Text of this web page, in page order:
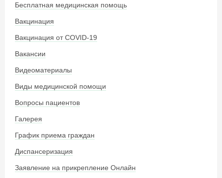
Бесплатная медицинская помощь
Вакцинация
Вакцинация от COVID-19
Вакансии
Видеоматериалы
Виды медицинской помощи
Вопросы пациентов
Галерея
График приема граждан
Диспансеризация
Заявление на прикрепление Онлайн